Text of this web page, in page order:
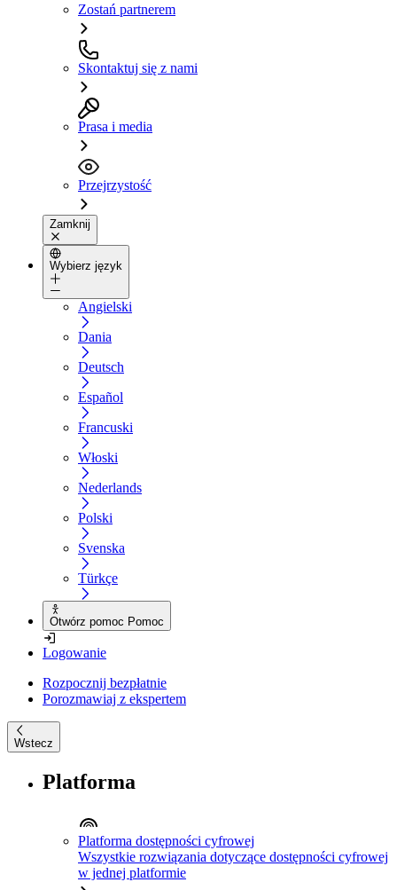
Zostań partnerem
Skontaktuj się z nami
Prasa i media
Przejrzystość
Zamknij
Wybierz język
Angielski
Dania
Deutsch
Español
Francuski
Włoski
Nederlands
Polski
Svenska
Türkçe
Otwórz pomoc Pomoc
Logowanie
Rozpocznij bezpłatnie
Porozmawiaj z ekspertem
Wstecz
Platforma
Platforma dostępności cyfrowej
Wszystkie rozwiązania dotyczące dostępności cyfrowej
w jednej platformie